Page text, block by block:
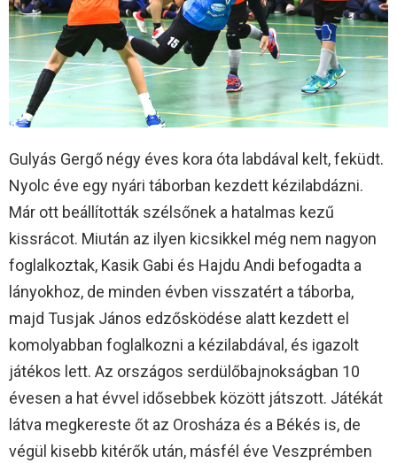
Gulyás Gergő négy éves kora óta labdával kelt, feküdt.
Nyolc éve egy nyári táborban kezdett kézilabdázni.
Már ott beállították szélsőnek a hatalmas kezű
kissrácot. Miután az ilyen kicsikkel még nem nagyon
foglalkoztak, Kasik Gabi és Hajdu Andi befogadta a
lányokhoz, de minden évben visszatért a táborba,
majd Tusjak János edzősködése alatt kezdett el
komolyabban foglalkozni a kézilabdával, és igazolt
játékos lett. Az országos serdülőbajnokságban 10
évesen a hat évvel idősebbek között játszott. Játékát
látva megkereste őt az Orosháza és a Békés is, de
végül kisebb kitérők után, másfél éve Veszprémben